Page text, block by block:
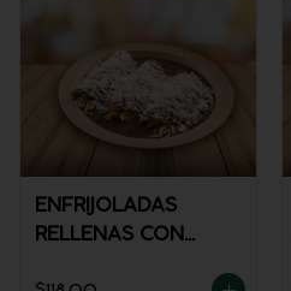
ENFRIJOLADAS
RELLENAS CON